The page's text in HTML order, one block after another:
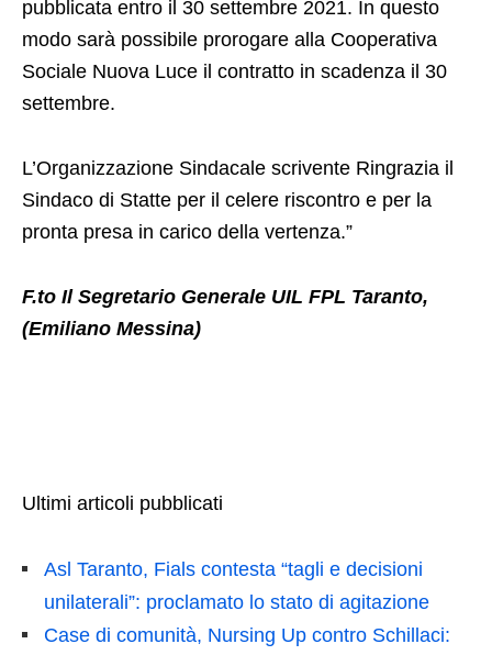
pubblicata entro il 30 settembre 2021. In questo
modo sarà possibile prorogare alla Cooperativa
Sociale Nuova Luce il contratto in scadenza il 30
settembre.
L’Organizzazione Sindacale scrivente Ringrazia il
Sindaco di Statte per il celere riscontro e per la
pronta presa in carico della vertenza.”
F.to Il Segretario Generale UIL FPL Taranto,
(Emiliano Messina)
Ultimi articoli pubblicati
Asl Taranto, Fials contesta “tagli e decisioni
unilaterali”: proclamato lo stato di agitazione
Case di comunità, Nursing Up contro Schillaci: